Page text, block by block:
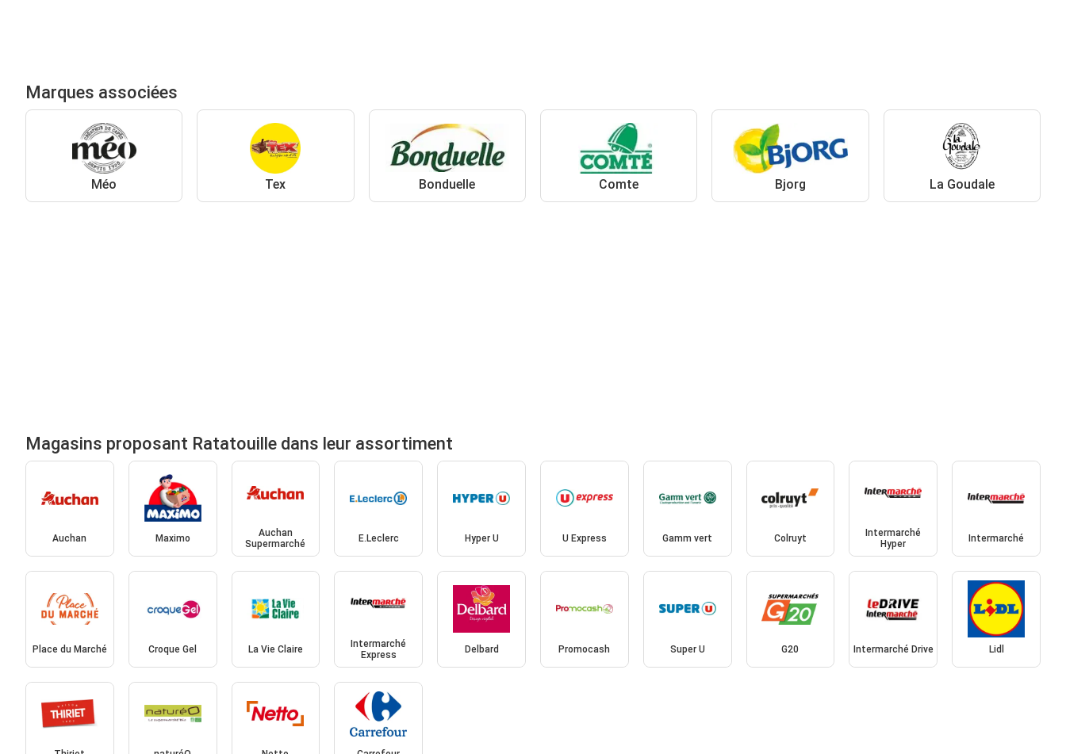
Marques associées
Méo Tex Bonduelle Comte Bjorg La Goudale
Magasins proposant Ratatouille dans leur assortiment
Auchan Maximo
Auchan
Supermarché
E.Leclerc Hyper U U Express Gamm vert Colruyt
Intermarché
Hyper
Intermarché
Place du Marché Croque Gel La Vie Claire
Intermarché
Express
Delbard Promocash Super U G20 Intermarché Drive Lidl